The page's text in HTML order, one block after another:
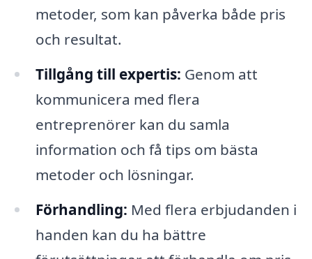
metoder, som kan påverka både pris
och resultat.
Tillgång till expertis: Genom att
kommunicera med flera
entreprenörer kan du samla
information och få tips om bästa
metoder och lösningar.
Förhandling: Med flera erbjudanden i
handen kan du ha bättre